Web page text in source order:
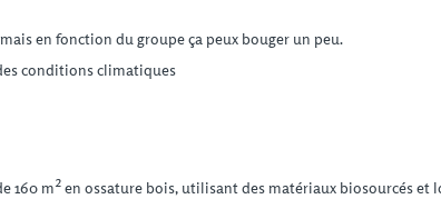
en fonction du groupe ça peux bouger un peu.
conditions climatiques
m² en ossature bois, utilisant des matériaux biosourcés et